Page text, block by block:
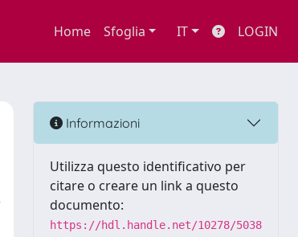
Home Sfoglia IT LOGIN
Informazioni
Utilizza questo identificativo per
citare o creare un link a questo
documento:
https://hdl.handle.net/10278/5038